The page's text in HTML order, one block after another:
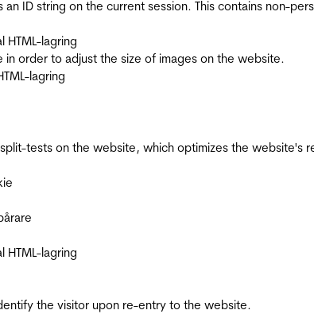
an ID string on the current session. This contains non-
HTML-lagring
in order to adjust the size of images on the website.
lagring
tests on the website, which optimizes the
HTML-lagring
the visitor upon re-entry to the website.